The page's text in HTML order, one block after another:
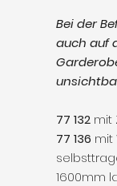
Bei der
auch auf
77 132 mit
77 136 mit
1600mm